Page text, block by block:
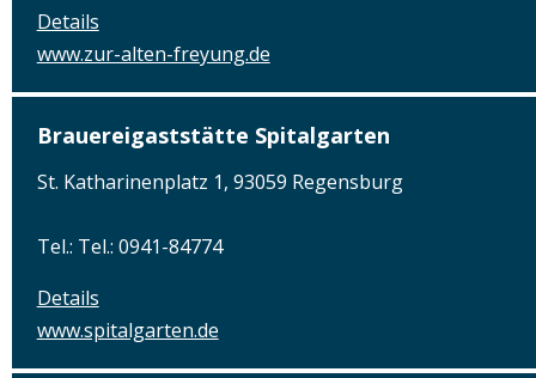
Details
www.zur-alten-freyung.de
Brauereigaststätte Spitalgarten
St. Katharinenplatz 1, 93059 Regensburg
Tel.: Tel.: 0941-84774
Details
www.spitalgarten.de